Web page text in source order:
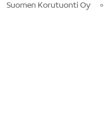
Suomen Korutuonti Oy